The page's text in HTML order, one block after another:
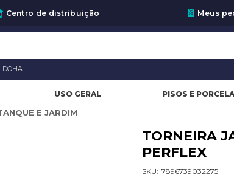
Centro de distribuição Meus
DOHA
USO GERAL PISOS E
E JARDIM
TORNEIRA
PERFLEX
SKU: 7896739032275